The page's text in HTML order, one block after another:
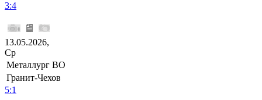
3:4
13.05.2026,
Ср
Металлург ВО
Гранит-Чехов
5:1